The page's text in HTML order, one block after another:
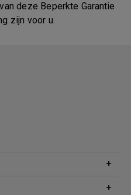
deze Beperkte Garantie
zijn voor u.